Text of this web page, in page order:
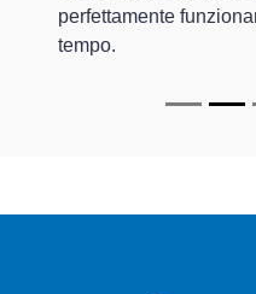
perfettamente
tempo.